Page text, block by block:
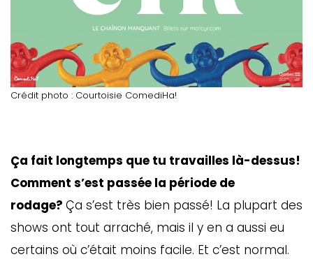
Crédit photo : Courtoisie ComediHa!
Ça fait longtemps que tu travailles là-dessus!
Comment s’est passée la période de
rodage? Ça s’est très bien passé! La plupart des
shows ont tout arraché, mais il y en a aussi eu
certains où c’était moins facile. Et c’est normal.